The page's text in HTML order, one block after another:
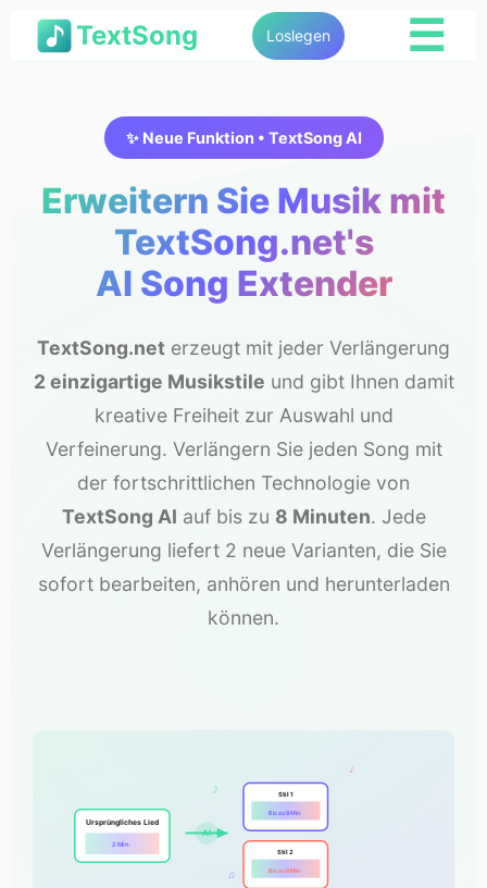
TextSong Loslegen ☰
✨ Neue Funktion • TextSong AI
Erweitern Sie Musik mit
TextSong.net's
AI Song Extender
TextSong.net erzeugt mit jeder Verlängerung
2 einzigartige Musikstile und gibt Ihnen damit
kreative Freiheit zur Auswahl und
Verfeinerung. Verlängern Sie jeden Song mit
der fortschrittlichen Technologie von
TextSong AI auf bis zu 8 Minuten. Jede
Verlängerung liefert 2 neue Varianten, die Sie
sofort bearbeiten, anhören und herunterladen
können.
Ursprüngliches Lied
2 Min.
AI
Stil 1
Bis zu 8 Min.
Stil 2
Bis zu 8 Min.
♪
♫
♪